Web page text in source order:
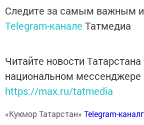
Следите за самым важным
Telegram-канале Татмедиа
Читайте новости Татарстана
национальном
https://max.ru/tatmedia
«Кукмор Татарстан» Telegram-